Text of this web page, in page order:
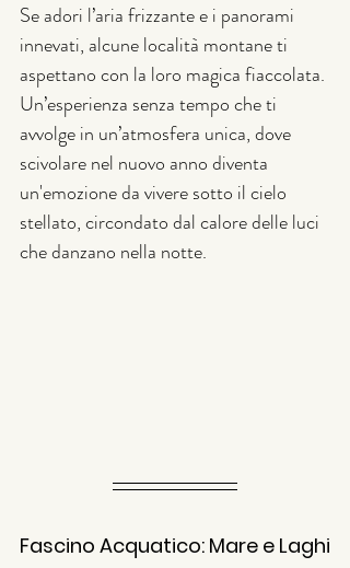
Se adori l’aria frizzante e i panorami
innevati, alcune località montane ti
aspettano con la loro magica fiaccolata.
Un’esperienza senza tempo che ti
avvolge in un’atmosfera unica, dove
scivolare nel nuovo anno diventa
un'emozione da vivere sotto il cielo
stellato, circondato dal calore delle luci
che danzano nella notte.
Fascino Acquatico: Mare e Laghi